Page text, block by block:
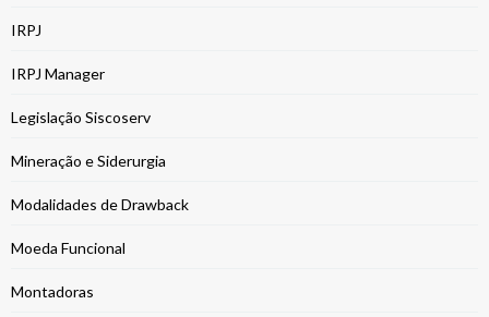
IRPJ
IRPJ Manager
Legislação Siscoserv
Mineração e Siderurgia
Modalidades de Drawback
Moeda Funcional
Montadoras